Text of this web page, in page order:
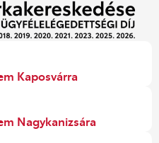
Kaposvárra
Nagykanizsára